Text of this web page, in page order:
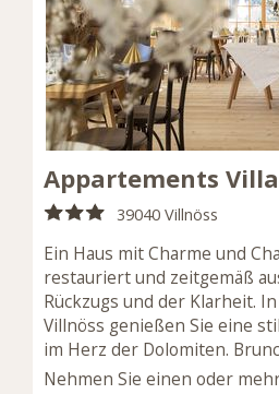
Appartements
39040 Villnöss
Ein Haus mit Charme und
restauriert und zeitgemäß
Rückzugs und der Klarheit.
Villnöss genießen Sie eine
im Herz der Dolomiten.
Nehmen Sie einen oder